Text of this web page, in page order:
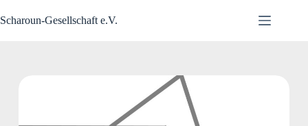
Inhalt
Scharoun-Gesellschaft e.V.